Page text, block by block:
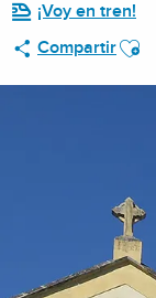
¡Voy en tren!
Compartir